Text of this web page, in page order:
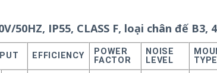
50HZ, IP55, CLASS F, loại chân đế B3,
EFFICIENCY
POWER
FACTOR
NOISE
LEVEL
TYPE